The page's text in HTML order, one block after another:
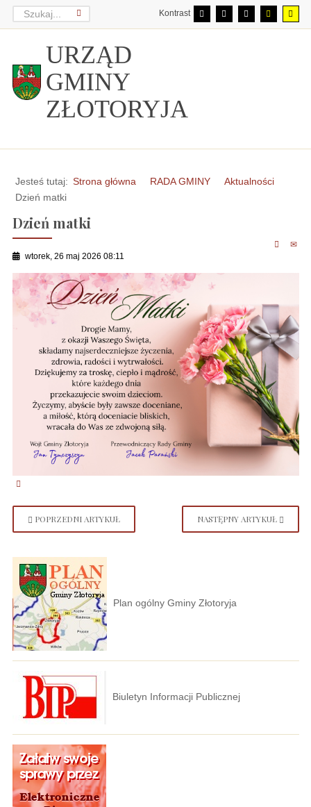
Kontrast
URZĄD
GMINY
ZŁOTORYJA
Jesteś tutaj: Strona główna RADA GMINY
Aktualności
Dzień matki
Dzień matki
wtorek, 26 maj 2026 08:11
POPRZEDNI ARTYKUŁ NASTĘPNY ARTYKUŁ
Plan ogólny Gminy Złotoryja
Biuletyn Informacji Publicznej